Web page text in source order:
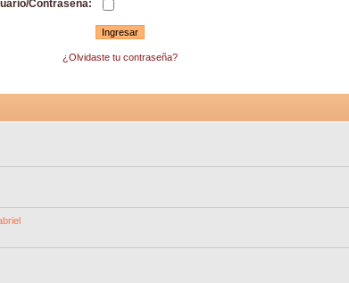
Contraseña:
¿Olvidaste tu contraseña?